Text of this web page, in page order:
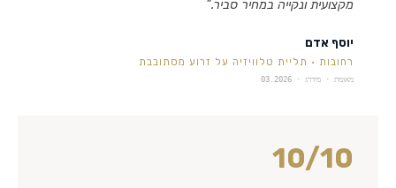
מקצועית ונקייה במחיר סביר.”
יוסף אדם
רחובות · תליית טלוויזיה על זרוע מסתובבת
מאומת · מידרג · 03.2026
10/10